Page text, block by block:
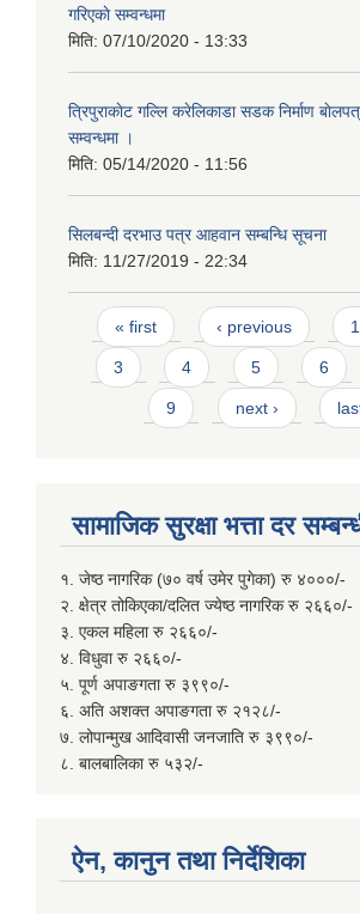
गरिएकाे सम्वन्धमा
मिति: 07/10/2020 - 13:33
त्रिपुराकाेट गल्लि करेलिकाडा सडक निर्माण
सम्वन्धमा ।
मिति: 05/14/2020 - 11:56
सिलबन्दी दरभाउ पत्र आहवान सम्बन्धि सूचना
मिति: 11/27/2019 - 22:34
Pages
« first ‹ previous 1
3 4 5 6
9 next ›
सामाजिक सुरक्षा भत्ता दर
१. जेष्ठ नागरिक (७० वर्ष उमेर पुगेका) रु ४०००/-
२. क्षेत्र तोकिएका/दलित ज्येष्ठ नागरिक रु २६६०/-
३. एकल महिला रु २६६०/-
४. विधुवा रु २६६०/-
५. पूर्ण अपाङगता रु ३९९०/-
६. अति अशक्त अपाङगता रु २१२८/-
७. लोपान्मुख आदिवासी जनजाति रु ३९९०/-
८. बालबालिका रु ५३२/-
ऐन, कानुन तथा निर्देशिका